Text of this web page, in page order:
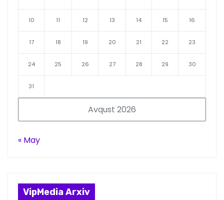
Avqust 2026
10 11 12 13 14 15 16
17 18 19 20 21 22 23
24 25 26 27 28 29 30
31
« May
VipMedia Arxiv